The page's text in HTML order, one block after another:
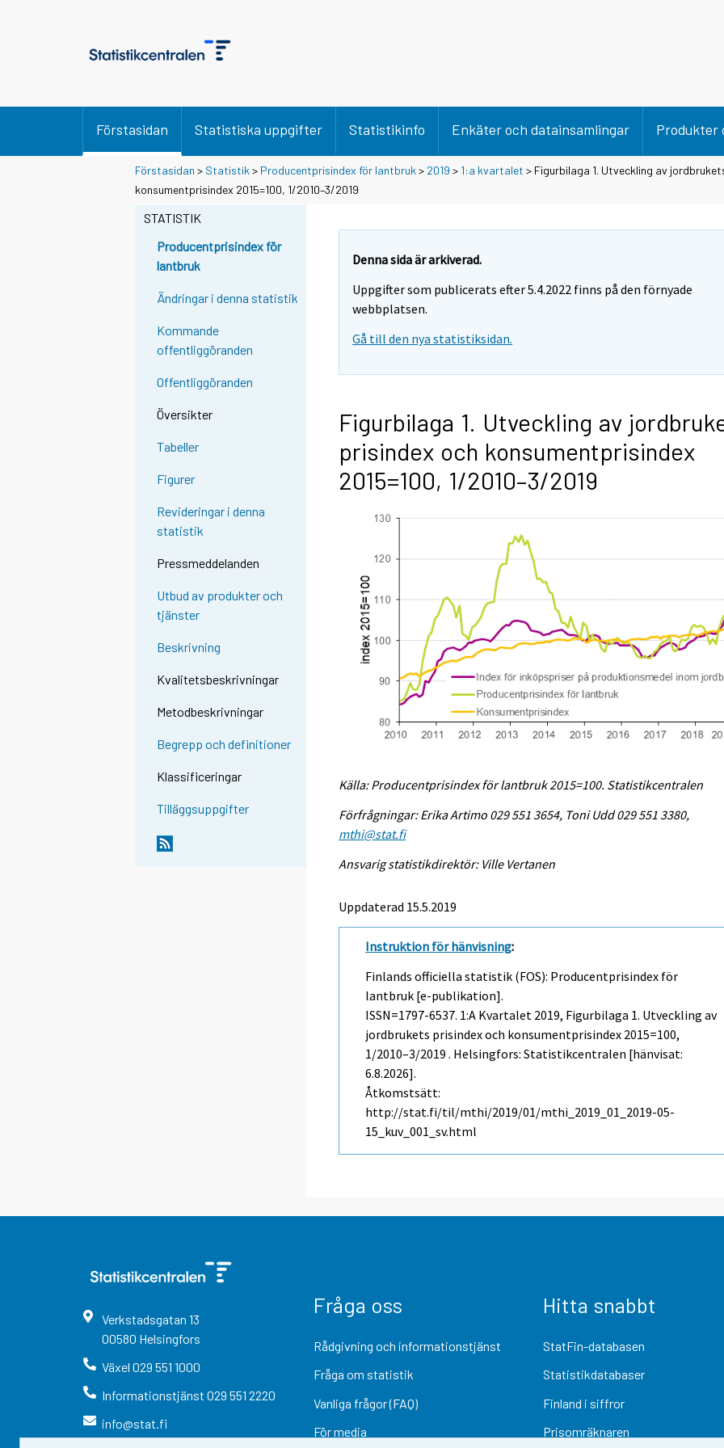
Förstasidan Statistiska uppgifter Statistikinfo Enkäter och datainsamlingar Produkter
Förstasidan > Statistik > Producentprisindex för lantbruk > 2019 > 1:a kvartalet > Figurbilaga 1. Utveckling av
konsumentprisindex 2015=100, 1/2010–3/2019
STATISTIK
Producentprisindex för
lantbruk
Ändringar i denna statistik
Kommande
offentliggöranden
Offentliggöranden
Översikter
Tabeller
Figurer
Revideringar i denna
statistik
Pressmeddelanden
Utbud av produkter och
tjänster
Beskrivning
Kvalitetsbeskrivningar
Metodbeskrivningar
Begrepp och definitioner
Klassificeringar
Tilläggsuppgifter
Denna sida är arkiverad.
Uppgifter som publicerats efter 5.4.2022 finns på den förnyade
webbplatsen.
Gå till den nya statistiksidan.
Figurbilaga 1. Utveckling av
prisindex och konsumentprisindex
2015=100, 1/2010–3/2019
Källa: Producentprisindex för lantbruk 2015=100. Statistikcentralen
Förfrågningar: Erika Artimo 029 551 3654, Toni Udd 029 551 3380,
mthi@stat.fi
Ansvarig statistikdirektör: Ville Vertanen
Uppdaterad 15.5.2019
Instruktion för hänvisning:
Finlands officiella statistik (FOS): Producentprisindex för
lantbruk [e-publikation].
ISSN=1797-6537. 1:a Kvartalet 2019, Figurbilaga 1. Utveckling av
jordbrukets prisindex och konsumentprisindex 2015=100,
1/2010–3/2019 . Helsingfors: Statistikcentralen [hänvisat:
6.8.2026].
Åtkomstsätt:
http://stat.fi/til/mthi/2019/01/mthi_2019_01_2019-05-
15_kuv_001_sv.html
Verkstadsgatan 13
00580 Helsingfors
Växel 029 551 1000
Informationstjänst 029 551 2220
info@stat.fi
Fråga oss
Rådgivning och informationstjänst
Fråga om statistik
Vanliga frågor (FAQ)
För media
Hitta snabbt
StatFin-databasen
Statistikdatabaser
Finland i siffror
Prisomräknaren